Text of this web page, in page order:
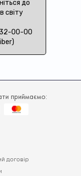
до
світу
00-00
приймаємо:
договір